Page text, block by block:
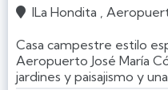
 lLa Hondita ,
Casa campestre estilo
Aeropuerto José María
jardines y paisajismo y